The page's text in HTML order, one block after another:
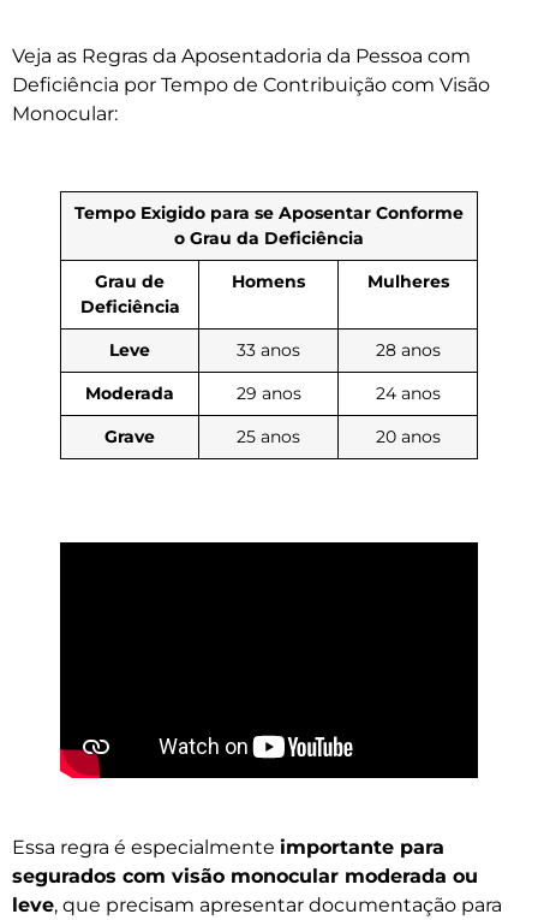
Veja as Regras da Aposentadoria da Pessoa com
Deficiência por Tempo de Contribuição com Visão
Monocular:
Tempo Exigido para se Aposentar Conforme
o Grau da Deficiência
Grau de
Deficiência
Homens Mulheres
Leve 33 anos
28 anos
Moderada
29 anos
24 anos
Grave
25 anos 20 anos
Essa regra é especialmente importante para
segurados com visão monocular moderada ou
leve, que precisam apresentar documentação para